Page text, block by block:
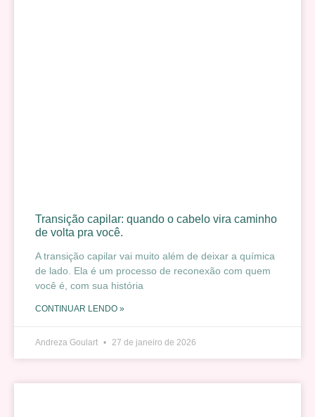
Transição capilar: quando o cabelo vira caminho
de volta pra você.
A transição capilar vai muito além de deixar a química
de lado. Ela é um processo de reconexão com quem
você é, com sua história
CONTINUAR LENDO »
Andreza Goulart 27 de janeiro de 2026